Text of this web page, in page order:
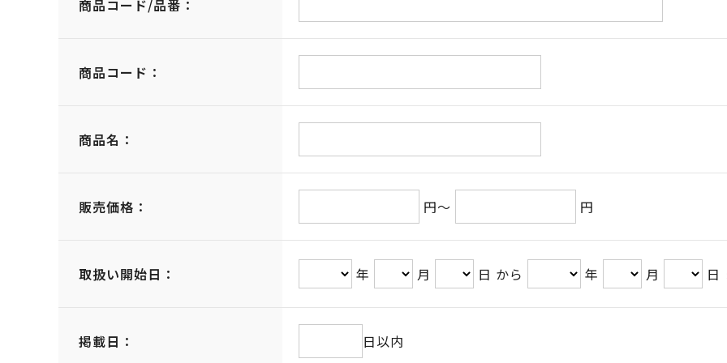
商品コード/品番：
商品コード：
商品名：
販売価格： 円～ 円
取扱い開始日： 年 月 日 から 年 月 日
掲載日： 日以内